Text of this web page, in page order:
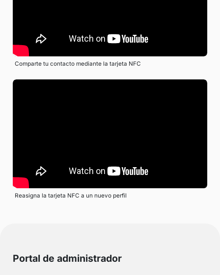
Comparte tu contacto mediante la tarjeta NFC
Reasigna la tarjeta NFC a un nuevo perfil
Portal de administrador